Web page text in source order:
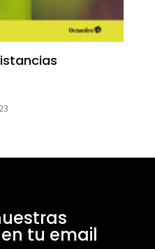
tu email